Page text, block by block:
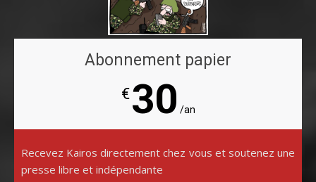
Abonnement papier
€30 /an
Recevez Kairos directement chez vous et soutenez une
presse libre et indépendante